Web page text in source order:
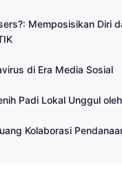
Memposisikan Diri
di Era Media Sosial
Padi Lokal Unggul
Kolaborasi